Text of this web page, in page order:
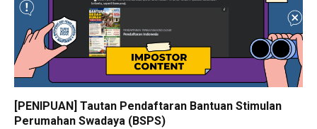
[PENIPUAN] Tautan Pendaftaran Bantuan Stimulan
Perumahan Swadaya (BSPS)